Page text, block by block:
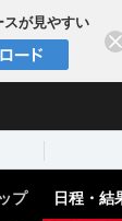
スが見やすい
プ 日程・結